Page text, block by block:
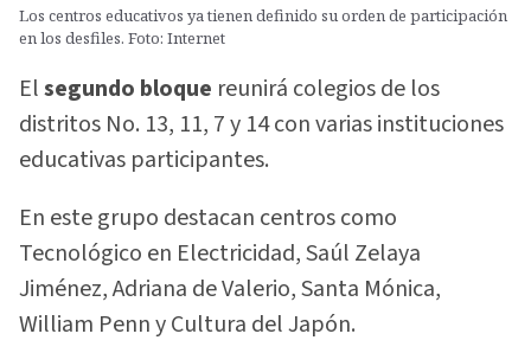
Los centros educativos ya tienen definido su orden de participación
en los desfiles. Foto: Internet
Elsegundo bloque reunirá colegios de los
distritos No. 13, 11, 7 y 14 con varias instituciones
educativas participantes.
En este grupo destacan centros como
Tecnológico en Electricidad, Saúl Zelaya
Jiménez, Adriana de Valerio, Santa Mónica,
William Penn y Cultura del Japón.